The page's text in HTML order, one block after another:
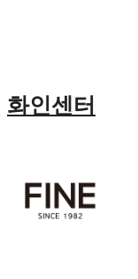
화인센터